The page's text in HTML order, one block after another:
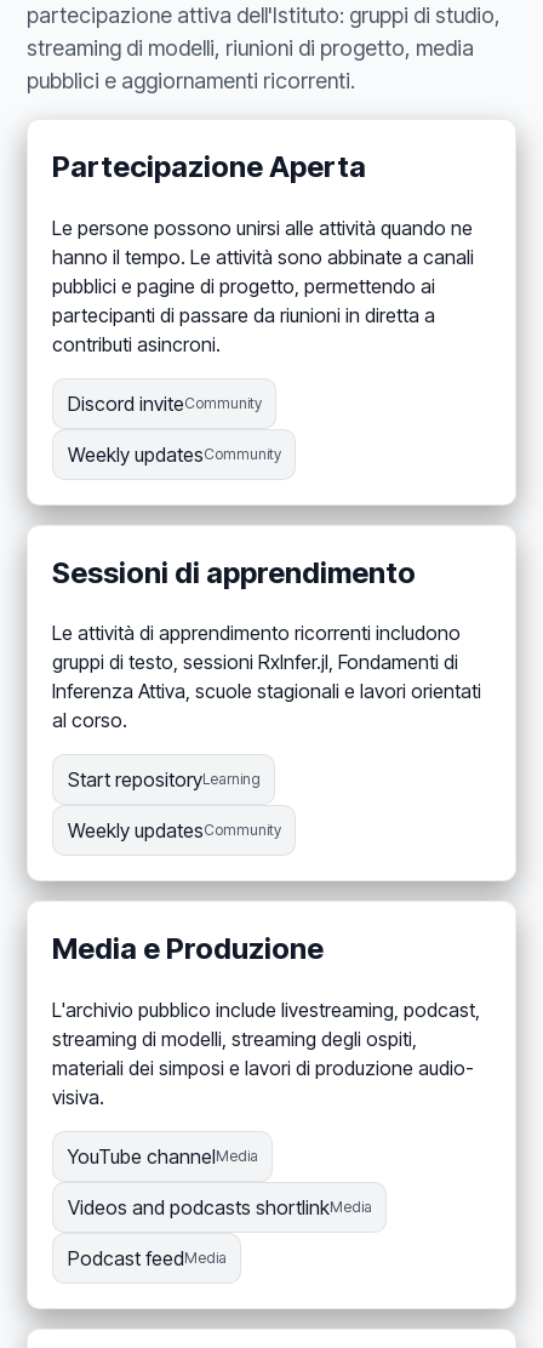
partecipazione attiva dell'Istituto: gruppi di studio,
streaming di modelli, riunioni di progetto, media
pubblici e aggiornamenti ricorrenti.
Partecipazione Aperta
Le persone possono unirsi alle attività quando ne
hanno il tempo. Le attività sono abbinate a canali
pubblici e pagine di progetto, permettendo ai
partecipanti di passare da riunioni in diretta a
contributi asincroni.
Discord inviteCommunity
Weekly updatesCommunity
Sessioni di apprendimento
Le attività di apprendimento ricorrenti includono
gruppi di testo, sessioni RxInfer.jl, Fondamenti di
Inferenza Attiva, scuole stagionali e lavori orientati
al corso.
Start repositoryLearning
Weekly updatesCommunity
Media e Produzione
L'archivio pubblico include livestreaming, podcast,
streaming di modelli, streaming degli ospiti,
materiali dei simposi e lavori di produzione audio-
visiva.
YouTube channelMedia
Videos and podcasts shortlinkMedia
Podcast feedMedia